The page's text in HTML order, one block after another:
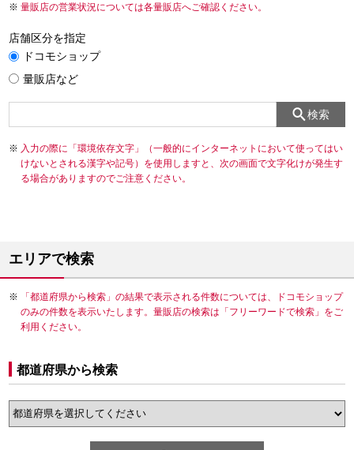
量販店の営業状況については各量販店へご確認ください。
店舗区分を指定
ドコモショップ
量販店など
検索
入力の際に「環境依存文字」（一般的にインターネットにおいて使ってはい
けないとされる漢字や記号）を使用しますと、次の画面で文字化けが発生す
る場合がありますのでご注意ください。
エリアで検索
「都道府県から検索」の結果で表示される件数については、ドコモショップ
のみの件数を表示いたします。量販店の検索は「フリーワードで検索」をご
利用ください。
都道府県から検索